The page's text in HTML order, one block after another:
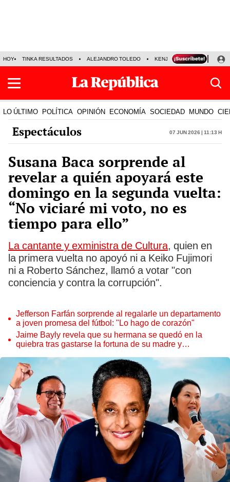
HOY TINKA RESULTADOS ALEJANDRO TOLEDO KENJI FUJIMORI
LO ÚLTIMO POLÍTICA OPINIÓN ECONOMÍA SOCIEDAD MUNDO
Espectáculos 07 Jun 2026 | 11:13 h
Susana Baca sorprende al
revelar a quién apoyará este
domingo en la segunda vuelta:
“No viciaré mi voto, no es
tiempo para ello”
La cantante y exministra de Cultura, quien en
la primera vuelta no apoyó ni a Keiko Fujimori
ni a Roberto Sánchez, llamó a votar "con
conciencia y contra la corrupción".
Jefferson Farfán sorprende al regalarle un departamento
a joven promesa del fútbol: "Lo hago de corazón"
Jaime Bayly revela que su hermana se quedó en la
quiebra tras gastarse la fortuna de su madre y